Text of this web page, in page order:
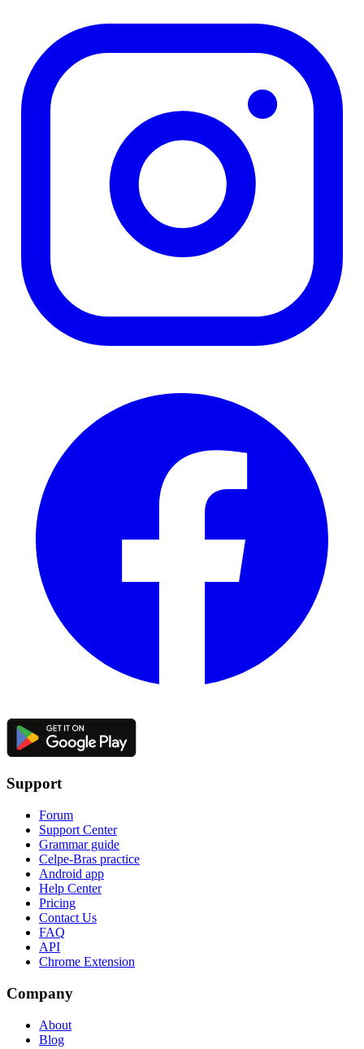
Support
Forum
Support Center
Grammar guide
Celpe-Bras practice
Android app
Help Center
Pricing
Contact Us
FAQ
API
Chrome Extension
Company
About
Blog